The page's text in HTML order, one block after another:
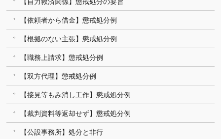
【自力救済関係】懲戒処分の要旨
【依頼者から借金】懲戒処分例
【根拠のない主張】懲戒処分例
【職務上請求】懲戒処分例
【双方代理】懲戒処分例
【接見等もみ消し工作】懲戒処分例
【裁判資料等返却せず】懲戒処分例
【公設事務所】処分と非行